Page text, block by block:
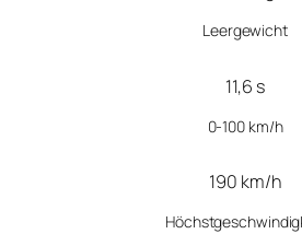
Leergewicht
11,6 s
0-100 km/h
190 km/h